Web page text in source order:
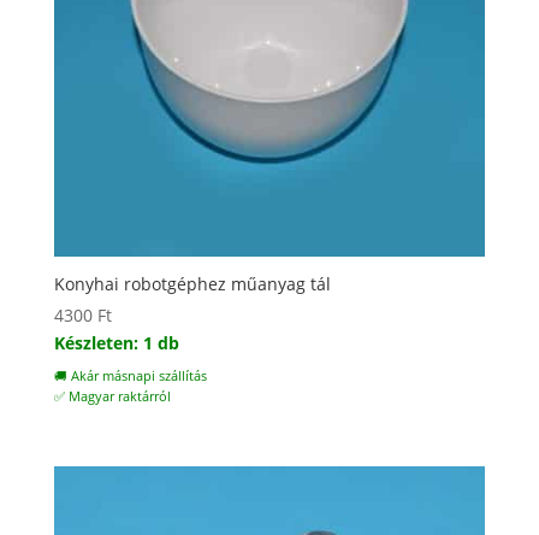
Konyhai robotgéphez műanyag tál
4300 Ft
Készleten: 1 db
🚚 Akár másnapi szállítás
✅ Magyar raktárról